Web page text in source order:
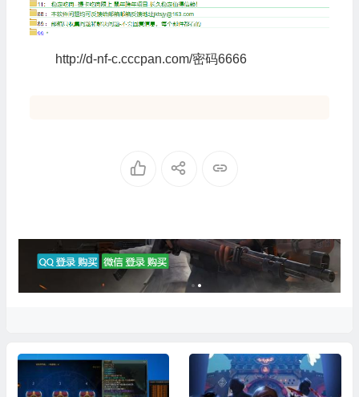
http://d-nf-c.cccpan.com/密码6666